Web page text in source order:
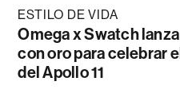
ESTILO DE VIDA
Omega x Swatch
con oro para celebrar
del Apollo 11